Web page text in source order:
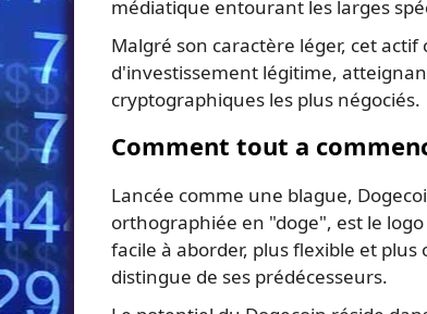
médiatique entourant les larges
Malgré son caractère léger, cet
d'investissement légitime,
cryptographiques les plus négociés.
Comment tout a
Lancée comme une blague,
orthographiée en "doge", est le
facile à aborder, plus flexible et
distingue de ses prédécesseurs.